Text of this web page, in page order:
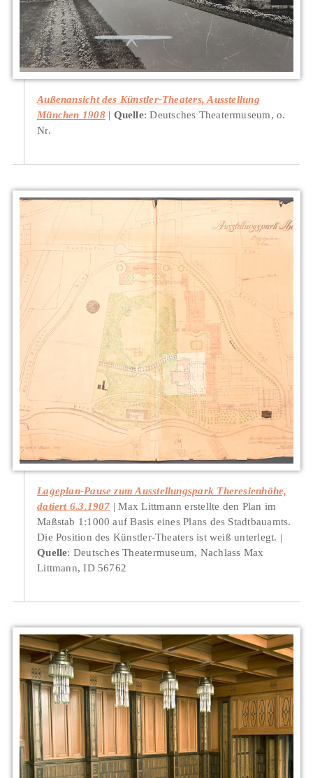
Außenansicht des Künstler-Theaters, Ausstellung
München 1908
Quelle: Deutsches Theatermuseum, o.
Nr.
Lageplan-Pause zum Ausstellungspark Theresienhöhe,
datiert 6.3.1907
Max Littmann erstellte den Plan im
Maßstab 1:1000 auf Basis eines Plans des Stadtbauamts.
Die Position des Künstler-Theaters ist weiß unterlegt.
Quelle: Deutsches Theatermuseum, Nachlass Max
Littmann, ID 56762